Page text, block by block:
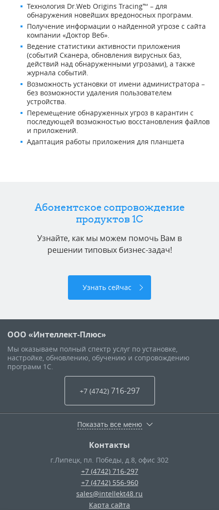
Технология Dr.Web Origins Tracing™ – для
обнаружения новейших вредоносных программ.
Получение информации о найденной угрозе с сайта
компании «Доктор Веб».
Ведение статистики активности приложения
(событий Сканера, обновления вирусных баз,
действий над обнаруженными угрозами), а также
журнала событий.
Возможность установки от имени администратора –
без возможности удаления пользователем
устройства.
Перемещение обнаруженных угроз в карантин с
последующей возможностью восстановления файлов
и приложений.
Адаптация работы приложения для планшета
Абонентское сопровождение
продуктов 1C
Узнайте, как мы можем помочь Вам в
решении типовых бизнес-задач!
Узнать сейчас
ООО «Интеллект-Плюс»
Мы оказываем полный спектр услуг по установке,
настройке, обновлению, обучению и сопровождению
программ 1С.
+7 (4742) 716-297
Показать все меню
Контакты
г.Липецк пл. Победы, д.8, офис 302
+7 (4742) 716-297
+7 (4742) 556-960
sales@intellekt48.ru
Карта сайта